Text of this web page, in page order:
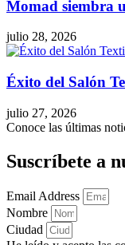
Momad siembra
julio 28, 2026
Éxito del Salón
julio 27, 2026
Conoce las últimas
Suscríbete a
Email Address
Nombre
Ciudad